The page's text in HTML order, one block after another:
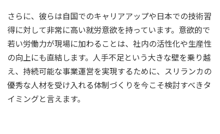
さらに、彼らは自国でのキャリアアップや日本での技術習
得に対して非常に高い就労意欲を持っています。意欲的で
若い労働力が現場に加わることは、社内の活性化や生産性
の向上にも直結します。人手不足という大きな壁を乗り越
え、持続可能な事業運営を実現するために、スリランカの
優秀な人材を受け入れる体制づくりを今こそ検討すべきタ
イミングと言えます。